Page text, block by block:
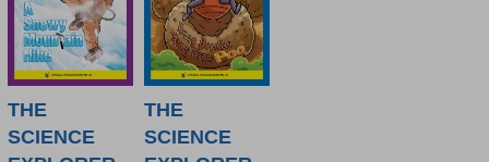
THE
SCIENCE
THE
SCIENCE